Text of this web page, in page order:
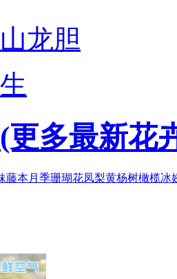
龙胆
(更多最新花
藤本月季珊瑚花凤梨黄杨树橄榄冰